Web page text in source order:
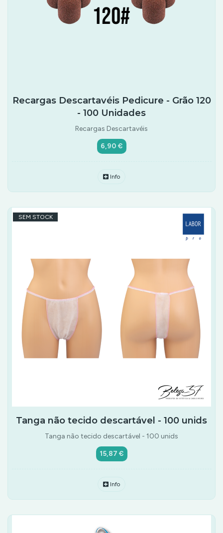
Recargas Descartavéis Pedicure - Grão 120
- 100 Unidades
Recargas Descartavéis
6,90 €
Info
SEM STOCK
Tanga não tecido descartável - 100 unids
Tanga não tecido descartável - 100 unids
15,87 €
Info